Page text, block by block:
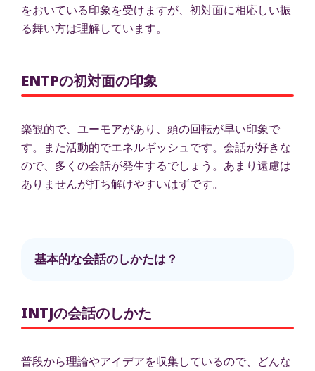
をおいている印象を受けますが、初対面に相応しい振
る舞い方は理解しています。
ENTPの初対面の印象
楽観的で、ユーモアがあり、頭の回転が早い印象で
す。また活動的でエネルギッシュです。会話が好きな
ので、多くの会話が発生するでしょう。あまり遠慮は
ありませんが打ち解けやすいはずです。
基本的な会話のしかたは？
INTJの会話のしかた
普段から理論やアイデアを収集しているので、どんな